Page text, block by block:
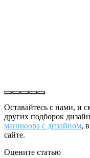
Оставайтесь с нами, и
других подборок
маникюра с дизайном,
сайте.
Оцените статью